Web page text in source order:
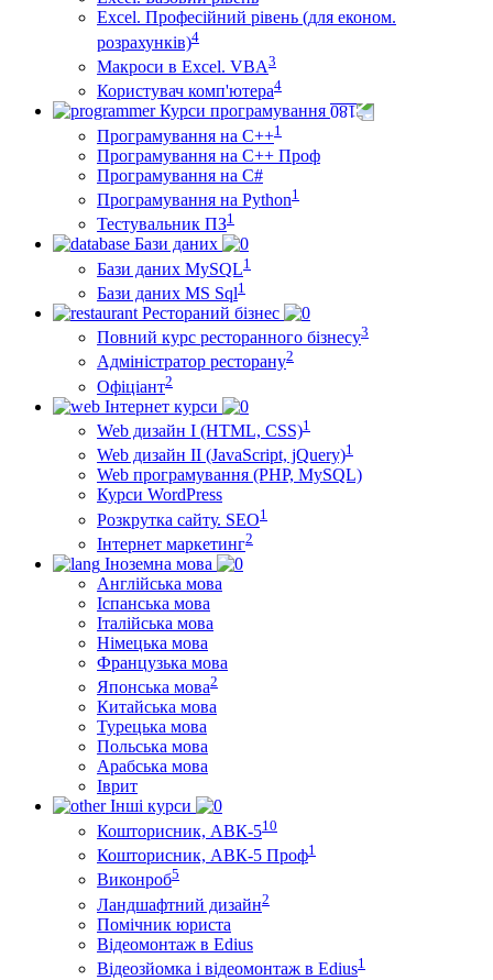
Excel. Професійний рівень (для економ.
розрахунків)4
Макроси в Excel. VBA3
Користувач комп'ютера4
Курси програмування
Програмування на С++1
Програмування на С++ Проф
Програмування на C#
Програмування на Python1
Тестувальник ПЗ1
Бази даних
Бази даних MySQL1
Бази даних MS Sql1
Рестораний бізнес
Повний курс ресторанного бізнесу3
Адміністратор ресторану2
Офіціант2
Інтернет курси
Web дизайн I (HTML, CSS)1
Web дизайн II (JavaScript, jQuery)1
Web програмування (PHP, MySQL)
Курси WordPress
Розкрутка сайту. SEO1
Інтернет маркетинг2
Іноземна мова
Англійська мова
Іспанська мова
Італійська мова
Німецька мова
Французька мова
Японська мова2
Китайська мова
Турецька мова
Польська мова
Арабська мова
Іврит
Інші курси
Кошторисник, АВК-510
Кошторисник, АВК-5 Проф1
Виконроб5
Ландшафтний дизайн2
Помічник юриста
Відеомонтаж в Edius
Відеозйомка і відеомонтаж в Edius1